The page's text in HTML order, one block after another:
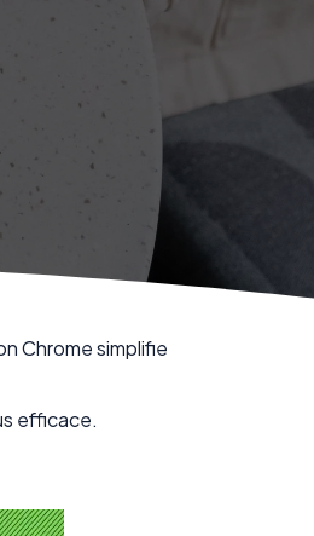
Chrome simplifie
efficace.